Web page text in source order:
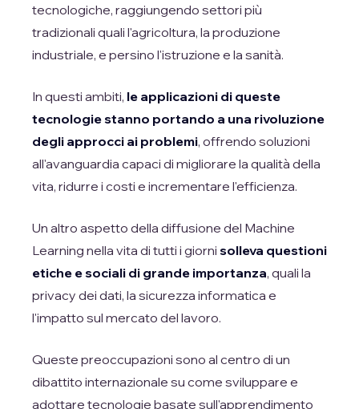
tecnologiche, raggiungendo settori più
tradizionali quali l'agricoltura, la produzione
industriale, e persino l'istruzione e la sanità.
In questi ambiti, le applicazioni di queste
tecnologie stanno portando a una rivoluzione
degli approcci ai problemi, offrendo soluzioni
all'avanguardia capaci di migliorare la qualità della
vita, ridurre i costi e incrementare l'efficienza.
Un altro aspetto della diffusione del Machine
Learning nella vita di tutti i giorni solleva questioni
etiche e sociali di grande importanza, quali la
privacy dei dati, la sicurezza informatica e
l'impatto sul mercato del lavoro.
Queste preoccupazioni sono al centro di un
dibattito internazionale su come sviluppare e
adottare tecnologie basate sull'apprendimento